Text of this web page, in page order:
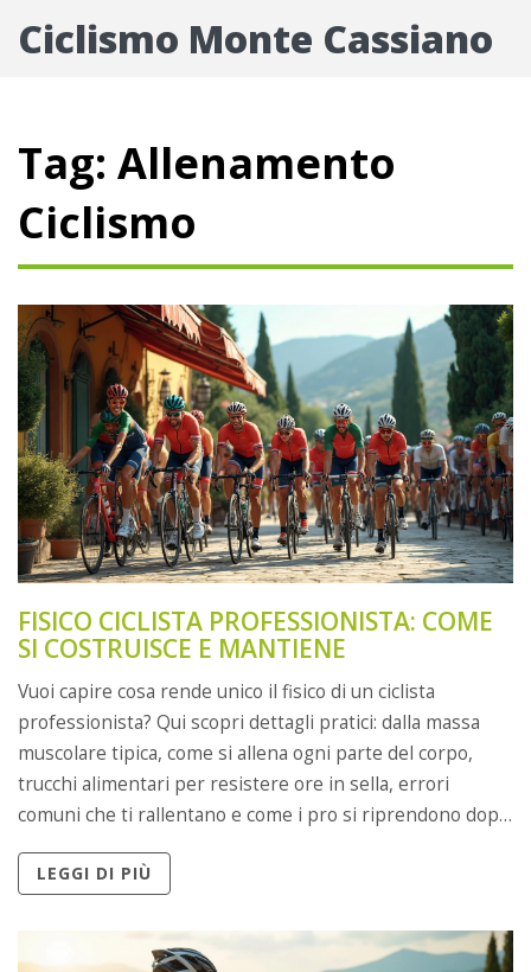
Ciclismo Monte Cassiano
Tag: Allenamento
Ciclismo
FISICO CICLISTA PROFESSIONISTA: COME
SI COSTRUISCE E MANTIENE
Vuoi capire cosa rende unico il fisico di un ciclista
professionista? Qui scopri dettagli pratici: dalla massa
muscolare tipica, come si allena ogni parte del corpo,
trucchi alimentari per resistere ore in sella, errori
comuni che ti rallentano e come i pro si riprendono dopo
reale, facilmente adattabili anche per chi pedala solo per
sempre ‘soffrire’ e saltare i pasti.
LEGGI DI PIÙ